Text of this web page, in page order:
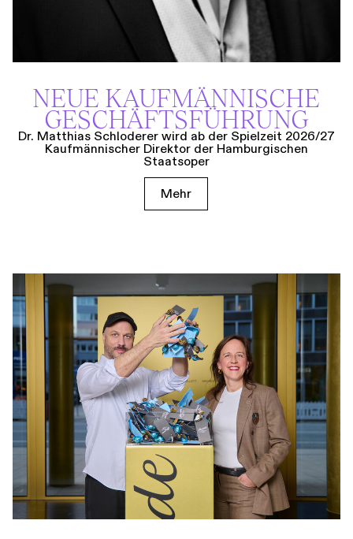
NEUE KAUF­MÄNNISCHE
GESCHÄFTS­FÜHRUNG
Dr. Matthias Schloderer wird ab der Spielzeit 2026/27
Kaufmännischer Direktor der Hamburgischen
Staatsoper
Mehr